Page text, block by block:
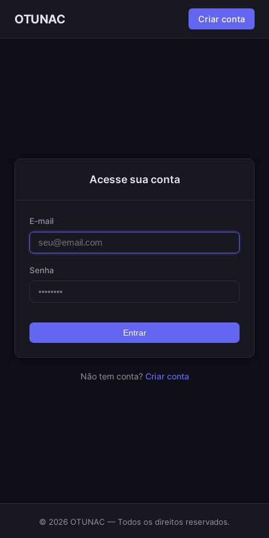
OTUNAC Criar conta
Acesse sua conta
E-mail
Senha
Entrar
Não tem conta? Criar conta
© 2026 OTUNAC — Todos os direitos reservados.